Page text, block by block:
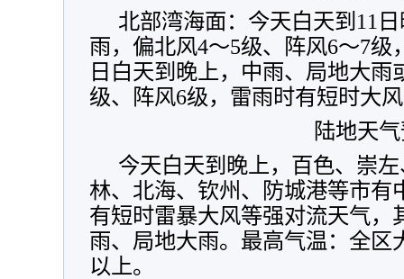
北部湾海面：今天白天到11
雨，偏北风4～5级、阵风6～7级
日白天到晚上，中雨、局地大雨
级、阵风6级，雷雨时有短时大
陆地天
今天白天到晚上，百色、崇
林、北海、钦州、防城港等市有
有短时雷暴大风等强对流天气，
雨、局地大雨。最高气温：全
以上。